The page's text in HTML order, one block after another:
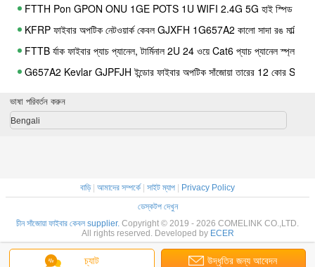
FTTH Pon GPON ONU 1GE POTS 1U WIFI 2.4G 5G হাই স্পিড
KFRP ফাইবার অপটিক নেটওয়ার্ক কেবল GJXFH 1G657A2 কালো সাদা রঙ মাল্টি
FTTB র্যাক ফাইবার প্যাচ প্যানেল, টার্মিনাল 2U 24 ওয়ে Cat6 প্যাচ প্যানেল স্প্লাইস
G657A2 Kevlar GJPFJH ইন্ডোর ফাইবার অপটিক সাঁজোয়া তারের 12 কোর SM
ইথারনেট 4 গিগাবিট GEPON ONU 1 USB 4GE 2POTS WIFI CATV সমর্থন
3.0×6.2 ফাইবার অপটিক সাঁজোয়া কেবল 4 কোর অ্যান্টি টুইস্টিং GJYXCHN 4B6
GYTC8A আউটডোর ফাইবার অপটিক সাঁজোয়া তারের ইস্পাত ওয়্যার সেল্ফ
বেয়ার এফসি থেকে এসটি ফাইবার অপটিক অ্যাডাপ্টার ইমপ্লেক্স ব্লু পিগটেল টেস্টিং
ফাইবার অপটিক তারের বন্ধ উচ্চ গুণমান FOSC OPGW জন্য ধাতব জয়েন্ট বক্স
চ্যাট উদ্ধৃতির জন্য আবেদন
ভাষা পরিবর্তন করুন
Bengali
বাড়ি| আমাদের সম্পর্কে| সাইট ম্যাপ | Privacy Policy
ডেস্কটপ দেখুন
চীন সাঁজোয়া ফাইবার কেবল supplier. Copyright © 2019 - 2026 COMELINK CO.,LTD.
All rights reserved. Developed by ECER